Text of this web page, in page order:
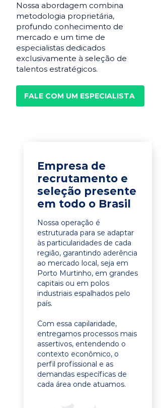
Nossa abordagem combina
metodologia proprietária,
profundo conhecimento de
mercado e um time de
especialistas dedicados
exclusivamente à seleção de
talentos estratégicos.
FALE COM UM ESPECIALISTA
Empresa de
recrutamento e
seleção presente
em todo o Brasil
Nossa operação é
estruturada para se adaptar
às particularidades de cada
região, garantindo aderência
ao mercado local, seja em
Porto Murtinho, em grandes
capitais ou em polos
industriais espalhados pelo
país.
Com essa capilaridade,
entregamos processos mais
assertivos, entendendo o
contexto econômico, o
perfil profissional e as
demandas específicas de
cada área onde atuamos.